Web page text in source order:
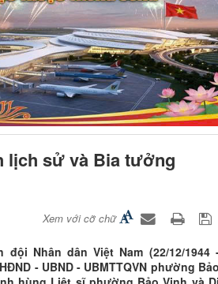
lịch sử và Bia tưởng
Xem với cỡ chữ
Nhân dân Việt Nam (22/12/1944
- UBND - UBMTTQVN phường Bảo